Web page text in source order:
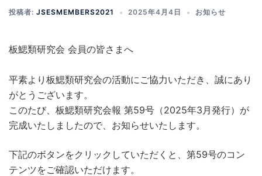
投稿者: JSESMEMBERS2021 2025年4月4日 お知らせ
板鰓類研究会 会員の皆さまへ
平素より板鰓類研究会の活動にご協力いただき、誠にあり
がとうございます。
このたび、板鰓類研究会報 第59号（2025年3月発行）が
完成いたしましたので、お知らせいたします。
下記のボタンをクリックしていただくと、第59号のコン
テンツをご確認いただけます。